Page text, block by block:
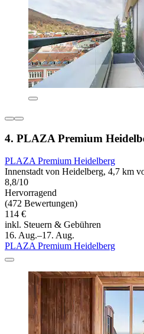
4. PLAZA Premium
PLAZA Premium Heidelberg
Innenstadt von Heidelberg, 4,7 km
8,8/10
Hervorragend
(472 Bewertungen)
114 €
inkl. Steuern & Gebühren
16. Aug.–17. Aug.
PLAZA Premium Heidelberg